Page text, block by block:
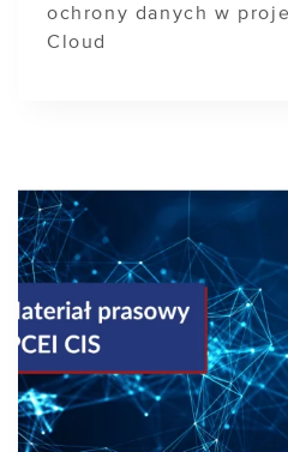
ochrony danych w
Cloud